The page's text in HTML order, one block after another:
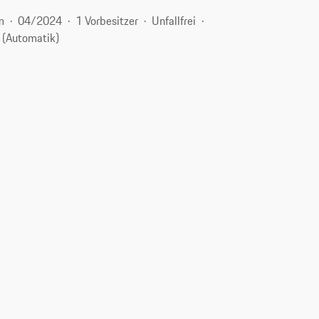
04/2024 1 Vorbesitzer
Unfallfrei
(Automatik)